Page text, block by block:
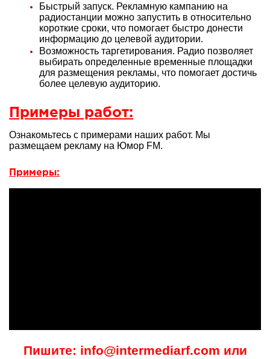
Быстрый запуск. Рекламную кампанию на
радиостанции можно запустить в относительно
короткие сроки, что помогает быстро донести
информацию до целевой аудитории.
Возможность таргетирования. Радио позволяет
выбирать определенные временные площадки
для размещения рекламы, что помогает достичь
более целевую аудиторию.
Примеры работ:
Ознакомьтесь с примерами наших работ. Мы
размещаем рекламу на Юмор FM.
Примеры:
Пишите: info@intermediarf.com или